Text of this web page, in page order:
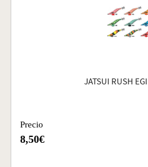
JATSUI RUSH
Precio
8,50€